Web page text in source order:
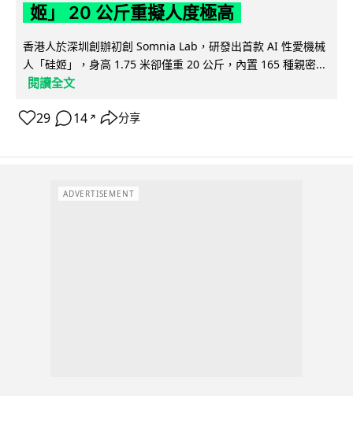
姬」 20 公斤重擬人度極高
香港人於深圳創辦初創 Somnia Lab，研發出首款 AI 性愛機械
人「硅姬」，身高 1.75 米卻僅重 20 公斤，內置 165 種親密...
閱讀全文
29 14 ↗ 分享
ADVERTISEMENT